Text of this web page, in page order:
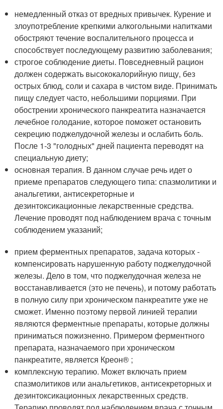
немедленный отказ от вредных привычек. Курение и
злоупотребление крепкими алкогольными напитками
обостряют течение воспалительного процесса и
способствует последующему развитию заболевания;
строгое соблюдение диеты. Повседневный рацион
должен содержать высококалорийную пищу, без
острых блюд, соли и сахара в чистом виде. Принимать
пищу следует часто, небольшими порциями. При
обострении хронического панкреатита назначается
лечебное голодание, которое поможет остановить
секрецию поджелудочной железы и ослабить боль.
После 1-3 "голодных" дней пациента переводят на
специальную диету;
основная терапия. В данном случае речь идет о
приеме препаратов следующего типа: спазмолитики и
анальгетики, антисекреторные и
дезинтоксикационные лекарственные средства.
Лечение проводят под наблюдением врача с точным
соблюдением указаний;
прием ферментных препаратов, задача которых -
компенсировать нарушенную работу поджелудочной
железы. Дело в том, что поджелудочная железа не
восстанавливается (это не печень), и потому работать
в полную силу при хроническом панкреатите уже не
сможет. Именно поэтому первой линией терапии
являются ферментные препараты, которые должны
приниматься пожизненно. Примером ферментного
препарата, назначаемого при хроническом
панкреатите, является Креон® ;
комплексную терапию. Может включать прием
спазмолитиков или анальгетиков, антисекреторных и
дезинтоксикационных лекарственных средств.